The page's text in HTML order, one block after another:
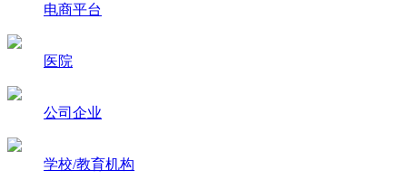
电商平台
医院
公司企业
学校/教育机构